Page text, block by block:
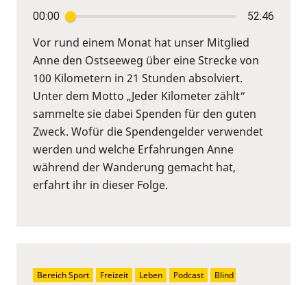
00:00 52:46
Vor rund einem Monat hat unser Mitglied
Anne den Ostseeweg über eine Strecke von
100 Kilometern in 21 Stunden absolviert.
Unter dem Motto „Jeder Kilometer zählt“
sammelte sie dabei Spenden für den guten
Zweck. Wofür die Spendengelder verwendet
werden und welche Erfahrungen Anne
während der Wanderung gemacht hat,
erfahrt ihr in dieser Folge.
Bereich Sport Freizeit Leben Podcast
Blind